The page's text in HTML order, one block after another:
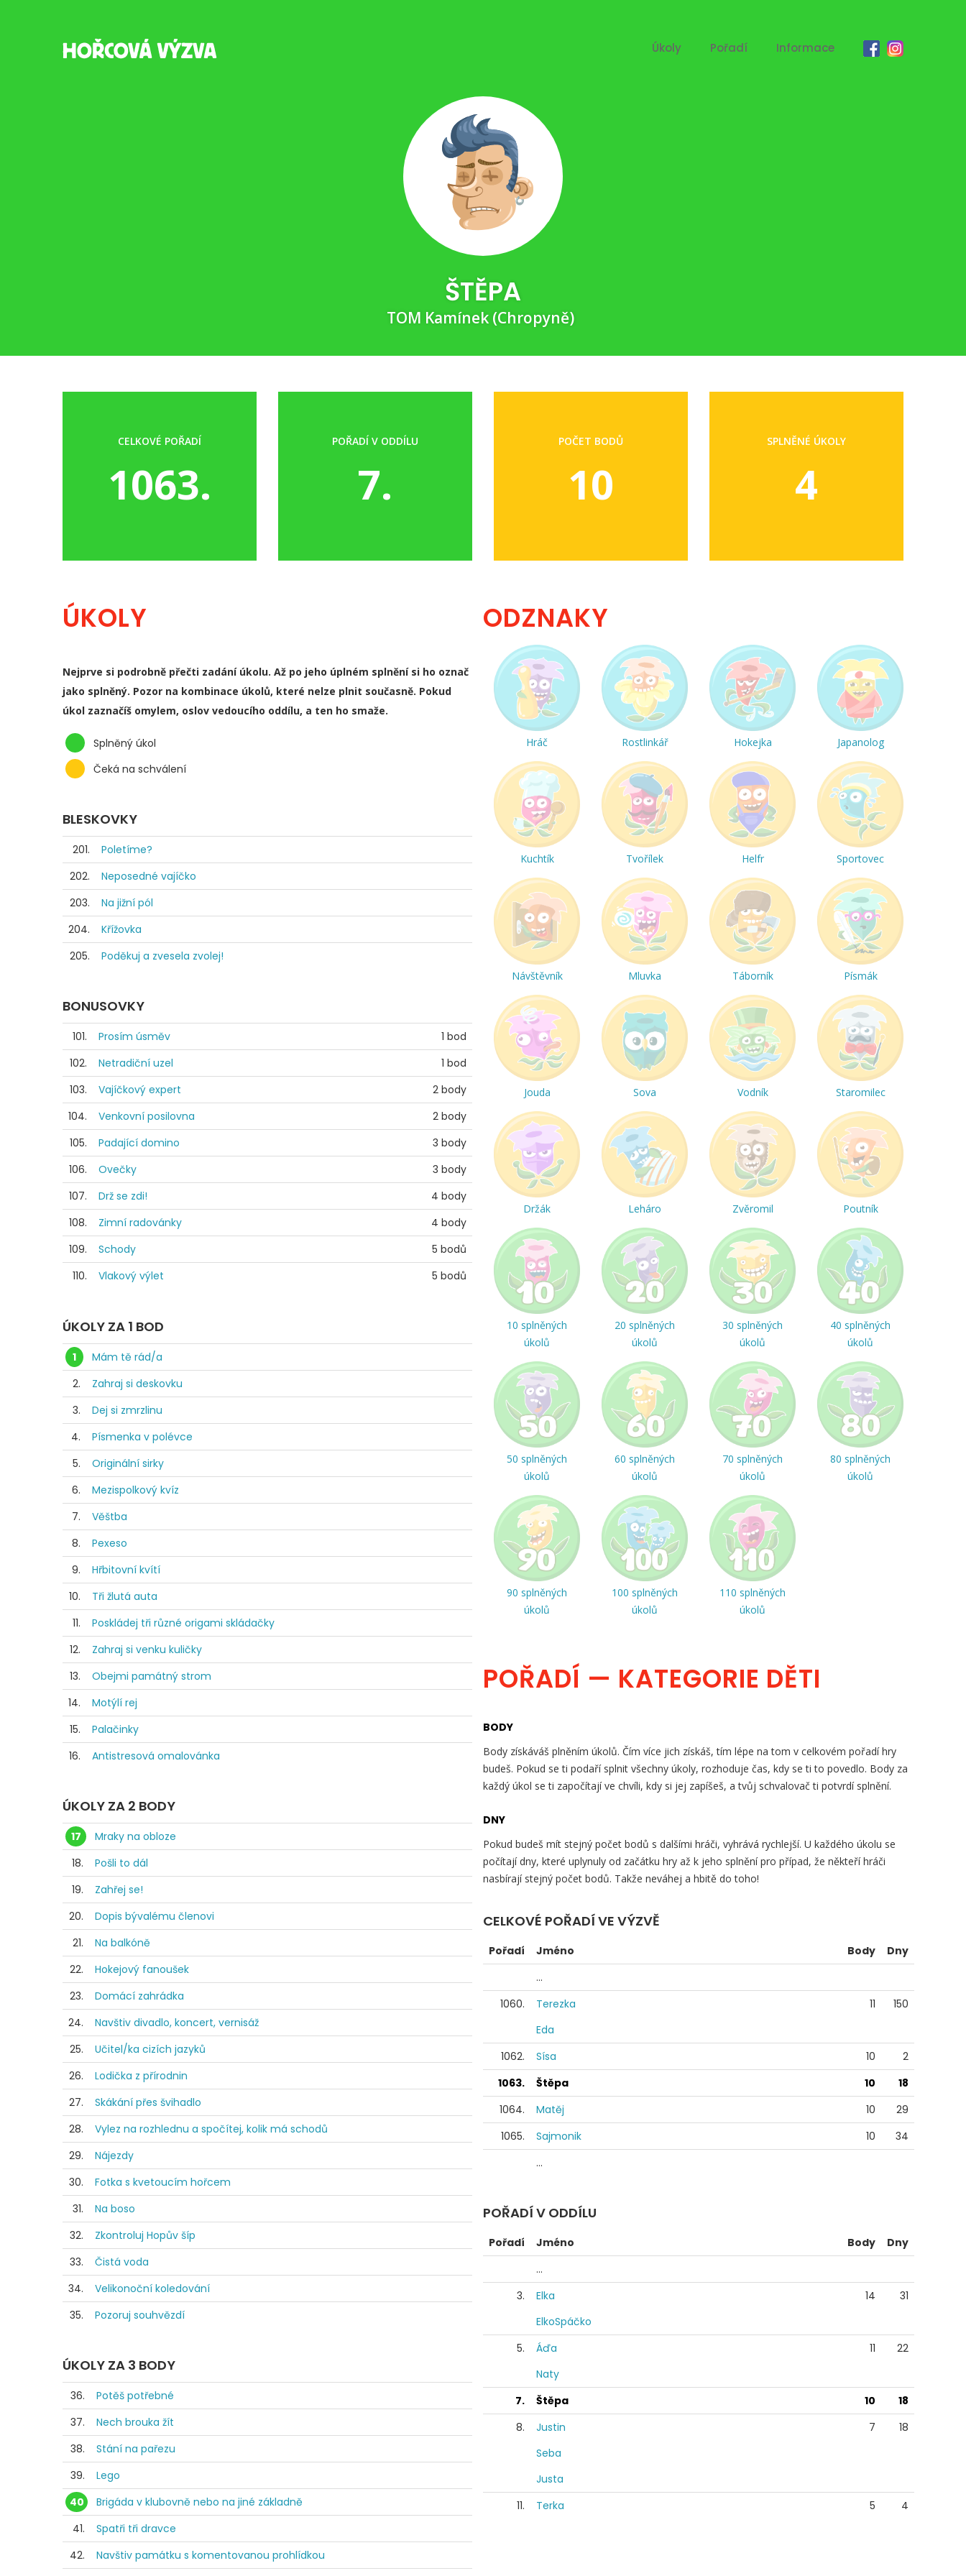
Úkoly Pořadí Informace
ŠTĚPA
TOM Kamínek (Chropyně)
CELKOVÉ POŘADÍ
1063.
POŘADÍ V ODDÍLU
7.
POČET BODŮ
10
SPLNĚNÉ ÚKOLY
4
ÚKOLY
Nejprve si podrobně přečti zadání úkolu. Až po jeho úplném splnění si ho označ
jako splněný. Pozor na kombinace úkolů, které nelze plnit současně. Pokud
úkol zaznačíš omylem, oslov vedoucího oddílu, a ten ho smaže.
Splněný úkol
Čeká na schválení
BLESKOVKY
201.
Poletíme?
202.
Neposedné vajíčko
203.
Na jižní pól
204.
Křížovka
205.
Poděkuj a zvesela zvolej!
BONUSOVKY
101. Prosím úsměv
1 bod
102.
Netradiční uzel
1 bod
103.
Vajíčkový expert
2 body
104.
Venkovní posilovna
2 body
105.
Padající domino
3 body
106.
Ovečky
3 body
107.
Drž se zdi!
4 body
108.
Zimní radovánky
4 body
109.
Schody
5 bodů
110.
Vlakový výlet 5 bodů
ÚKOLY ZA 1 BOD
1
Mám tě rád/a
2.
Zahraj si deskovku
3.
Dej si zmrzlinu
4.
Písmenka v polévce
5.
Originální sirky
6.
Mezispolkový kvíz
7.
Věštba
8.
Pexeso
9.
Hřbitovní kvítí
10.
Tři žlutá auta
11.
Poskládej tři různé origami skládačky
12.
Zahraj si venku kuličky
13.
Obejmi památný strom
14.
Motýlí rej
15.
Palačinky
16.
Antistresová omalovánka
ÚKOLY ZA 2 BODY
17
Mraky na obloze
18.
Pošli to dál
19.
Zahřej se!
20.
Dopis bývalému členovi
21.
Na balkóně
22.
Hokejový fanoušek
23.
Domácí zahrádka
24.
Navštiv divadlo, koncert, vernisáž
25.
Učitel/ka cizích jazyků
26.
Lodička z přírodnin
27.
Skákání přes švihadlo
28.
Vylez na rozhlednu a spočítej, kolik má schodů
29.
Nájezdy
30.
Fotka s kvetoucím hořcem
31.
Na boso
32.
Zkontroluj Hopův šíp
33.
Čistá voda
34.
Velikonoční koledování
35.
Pozoruj souhvězdí
ÚKOLY ZA 3 BODY
36.
Potěš potřebné
37.
Nech brouka žít
38.
Stání na pařezu
39.
Lego
40
Brigáda v klubovně nebo na jiné základně
41.
Spatři tři dravce
42.
Navštiv památku s komentovanou prohlídkou
ODZNAKY
Hráč Rostlinkář Hokejka Japanolog
Kuchtík Tvořílek Helfr Sportovec
Návštěvník Mluvka Táborník Písmák
Jouda Sova Vodník Staromilec
Držák Leháro Zvěromil Poutník
10 splněných
úkolů
20 splněných
úkolů
30 splněných
úkolů
40 splněných
úkolů
50 splněných
úkolů
60 splněných
úkolů
70 splněných
úkolů
80 splněných
úkolů
90 splněných
úkolů
100 splněných
úkolů
110 splněných
úkolů
POŘADÍ — KATEGORIE DĚTI
BODY
Body získáváš plněním úkolů. Čím více jich získáš, tím lépe na tom v celkovém pořadí hry
budeš. Pokud se ti podaří splnit všechny úkoly, rozhoduje čas, kdy se ti to povedlo. Body za
každý úkol se ti započítají ve chvíli, kdy si jej zapíšeš, a tvůj schvalovač ti potvrdí splnění.
DNY
Pokud budeš mít stejný počet bodů s dalšími hráči, vyhrává rychlejší. U každého úkolu se
počítají dny, které uplynuly od začátku hry až k jeho splnění pro případ, že někteří hráči
nasbírají stejný počet bodů. Takže neváhej a hbitě do toho!
CELKOVÉ POŘADÍ VE VÝZVĚ
Pořadí Jméno Body
Dny
...
1060.
Terezka 11
150
Eda
1062.
Sísa 10
2
1063.
Štěpa 10
18
1064.
Matěj 10
29
1065.
Sajmonik 10
34
...
POŘADÍ V ODDÍLU
Pořadí Jméno Body
Dny
...
3.
Elka 14
31
ElkoSpáčko
5.
Áďa 11
22
Naty
7.
Štěpa 10
18
8.
Justin 7
18
Seba
Justa
11.
Terka 5 4